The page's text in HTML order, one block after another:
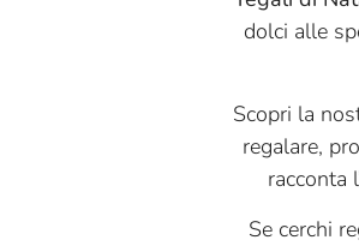
Bodrato
Bordiga
Borgogno
Caffarel
dolci alle
Scopri la
regalare,
racconta
Se cerchi